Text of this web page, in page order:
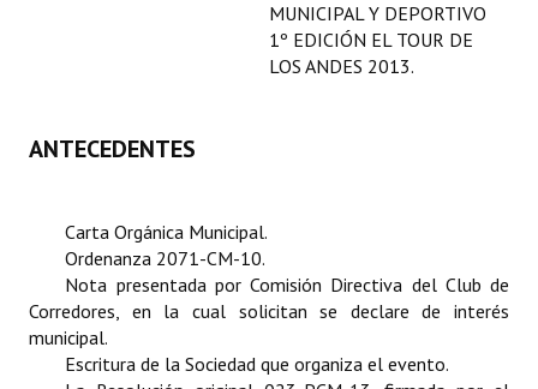
Reglamento Interno
Digesto
Organigrama
DOCUMENTOS
MUNICIPAL Y DEPORTIVO
1º EDICIÓN EL TOUR DE
LOS ANDES 2013.
ANTECEDENTES
Carta Orgánica Municipal.
Ordenanza 2071-CM-10.
Nota presentada por Comisión Directiva del Club de
Corredores, en la cual solicitan se declare de interés
municipal.
Escritura de la Sociedad que organiza el evento.